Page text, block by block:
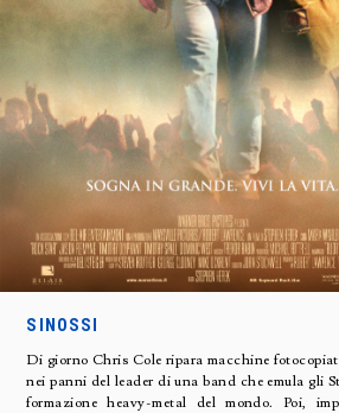
SINOSSI
Di giorno Chris Cole ripara macchine
nei panni del leader di una band che emula gli
formazione heavy-metal del mondo. Poi,